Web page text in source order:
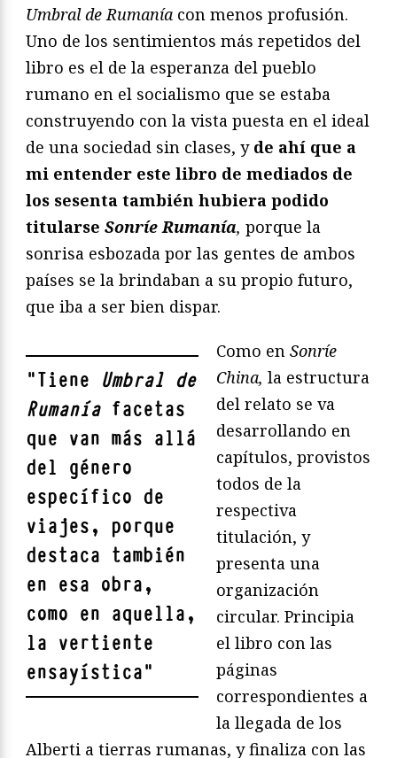
Umbral de Rumanía con menos profusión.
Uno de los sentimientos más repetidos del
libro es el de la esperanza del pueblo
rumano en el socialismo que se estaba
construyendo con la vista puesta en el ideal
de una sociedad sin clases, y de ahí que a
mi entender este libro de mediados de
los sesenta también hubiera podido
titularse Sonríe Rumanía, porque la
sonrisa esbozada por las gentes de ambos
países se la brindaban a su propio futuro,
que iba a ser bien dispar.
"Tiene Umbral de
Rumanía facetas
que van más allá
del género
específico de
viajes, porque
destaca también
en esa obra,
como en aquella,
la vertiente
ensayística"
Como en Sonríe
China, la estructura
del relato se va
desarrollando en
capítulos, provistos
todos de la
respectiva
titulación, y
presenta una
organización
circular. Principia
el libro con las
páginas
correspondientes a
la llegada de los
Alberti a tierras rumanas, y finaliza con las